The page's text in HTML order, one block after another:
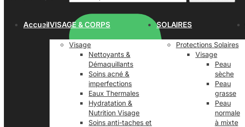
AccueilVISAGE & CORPS
Visage
Nettoyants &
Démaquillants
Soins acné &
imperfections
Eaux Thermales
Hydratation &
Nutrition Visage
Soins anti-taches et
SOLAIRES
Protections Solaires
Visage
Peau
sèche
Peau
grasse
Peau
normale
à mixte